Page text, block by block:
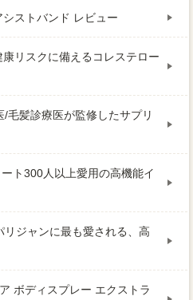
ストバンド レビュー
リスクに備えるコレステロー
毛髪診療医が監修したサプリ
ト300人以上愛用の高機能イ
ジャンに最も愛される、高
ボディスプレー エクストラ